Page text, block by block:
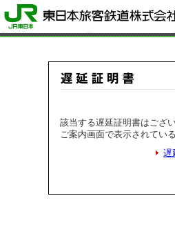
該当する遅延証明書はござい
ご案内画面で表示されてい
遅